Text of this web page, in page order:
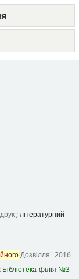
; літературний
Дозвілля" 2016
Бібліотека-філія №3